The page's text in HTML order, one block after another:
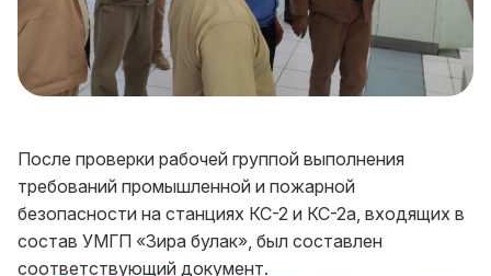
После проверки рабочей группой выполнения
требований промышленной и пожарной
безопасности на станциях КС-2 и КС-2а, входящих в
состав УМГП «Зира булак», был составлен
соответствующий документ.